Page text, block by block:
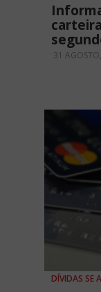
31
DÍVIDAS SE